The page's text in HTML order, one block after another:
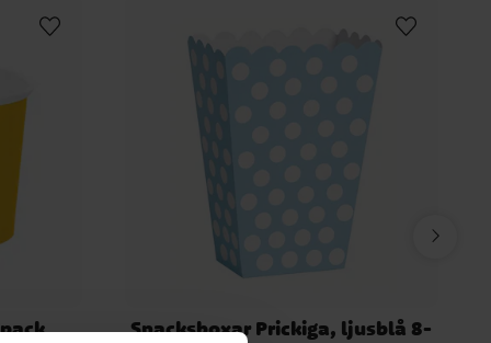
Snacksboxar Prickiga, ljusblå 8-